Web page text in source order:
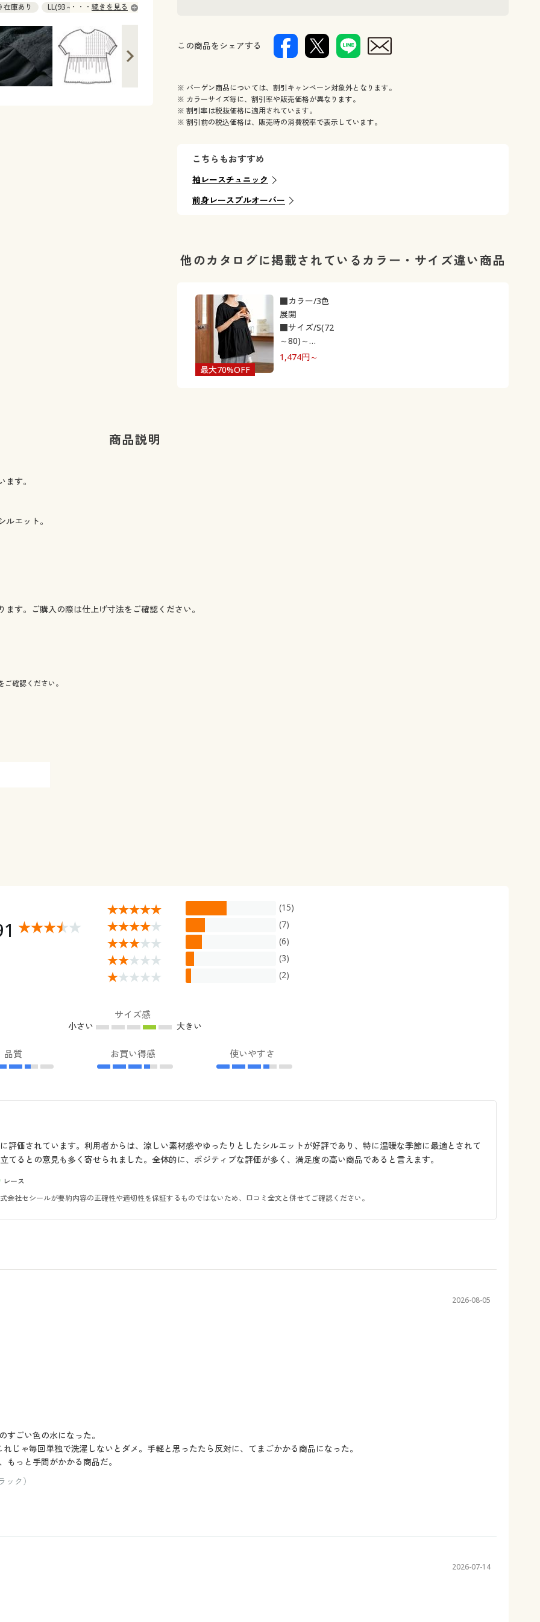
庫あり
LL(93～101) ◎ 在庫あり
続きを見る
この商品をシェアする
※ バーゲン商品については、割引キャンペーン対象外となります。
※ カラーサイズ毎に、割引率や販売価格が異なります。
※ 割引率は税抜価格に適用されています。
※ 割引前の税込価格は、販売時の消費税率で表示しています。
こちらもおすすめ
袖レースチュニック
前身レースプルオーバー
他のカタログに掲載されているカラー・サイズ違い商品
最大70%OFF
1,474円～
■カラー/3色
展開
■サイズ/S(72
～80)～
3L(100～108)
商品説明
す。
エット。
す。ご購入の際は仕上げ寸法をご確認ください。
ご確認ください。
(15)
(7)
(6)
(3)
(2)
サイズ感
小さい 大きい
品質 お買い得感 使いやすさ
評価されています。利用者からは、涼しい素材感やゆったりとしたシルエットが好評であり、特に温暖な季節に最適とされて
てるとの意見も多く寄せられました。全体的に、ポジティブな評価が多く、満足度の高い商品であると言えます。
レース
社セシールが要約内容の正確性や適切性を保証するものではないため、口コミ全文と併せてご確認ください。
2026-08-05
ごい色の水になった。
じゃ毎回単独で洗濯しないとダメ。手軽と思ったたら反対に、てまごかかる商品になった。
っと手間がかかる商品だ。
ク）
2026-07-14